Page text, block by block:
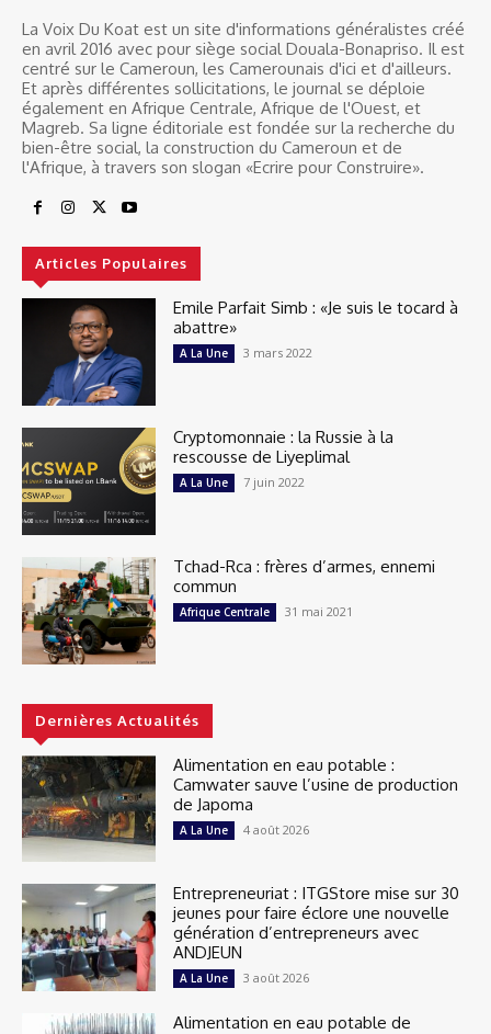
La Voix Du Koat est un site d'informations généralistes créé
en avril 2016 avec pour siège social Douala-Bonapriso. Il est
centré sur le Cameroun, les Camerounais d'ici et d'ailleurs.
Et après différentes sollicitations, le journal se déploie
également en Afrique Centrale, Afrique de l'Ouest, et
Magreb. Sa ligne éditoriale est fondée sur la recherche du
bien-être social, la construction du Cameroun et de
l'Afrique, à travers son slogan «Ecrire pour Construire».
Articles Populaires
Emile Parfait Simb : «Je suis le tocard à
abattre»
A La Une 3 mars 2022
Cryptomonnaie : la Russie à la
rescousse de Liyeplimal
A La Une 7 juin 2022
Tchad-Rca : frères d’armes, ennemi
commun
Afrique Centrale 31 mai 2021
Dernières Actualités
Alimentation en eau potable :
Camwater sauve l’usine de production
de Japoma
A La Une 4 août 2026
Entrepreneuriat : ITGStore mise sur 30
jeunes pour faire éclore une nouvelle
génération d’entrepreneurs avec
ANDJEUN
A La Une 3 août 2026
Alimentation en eau potable de